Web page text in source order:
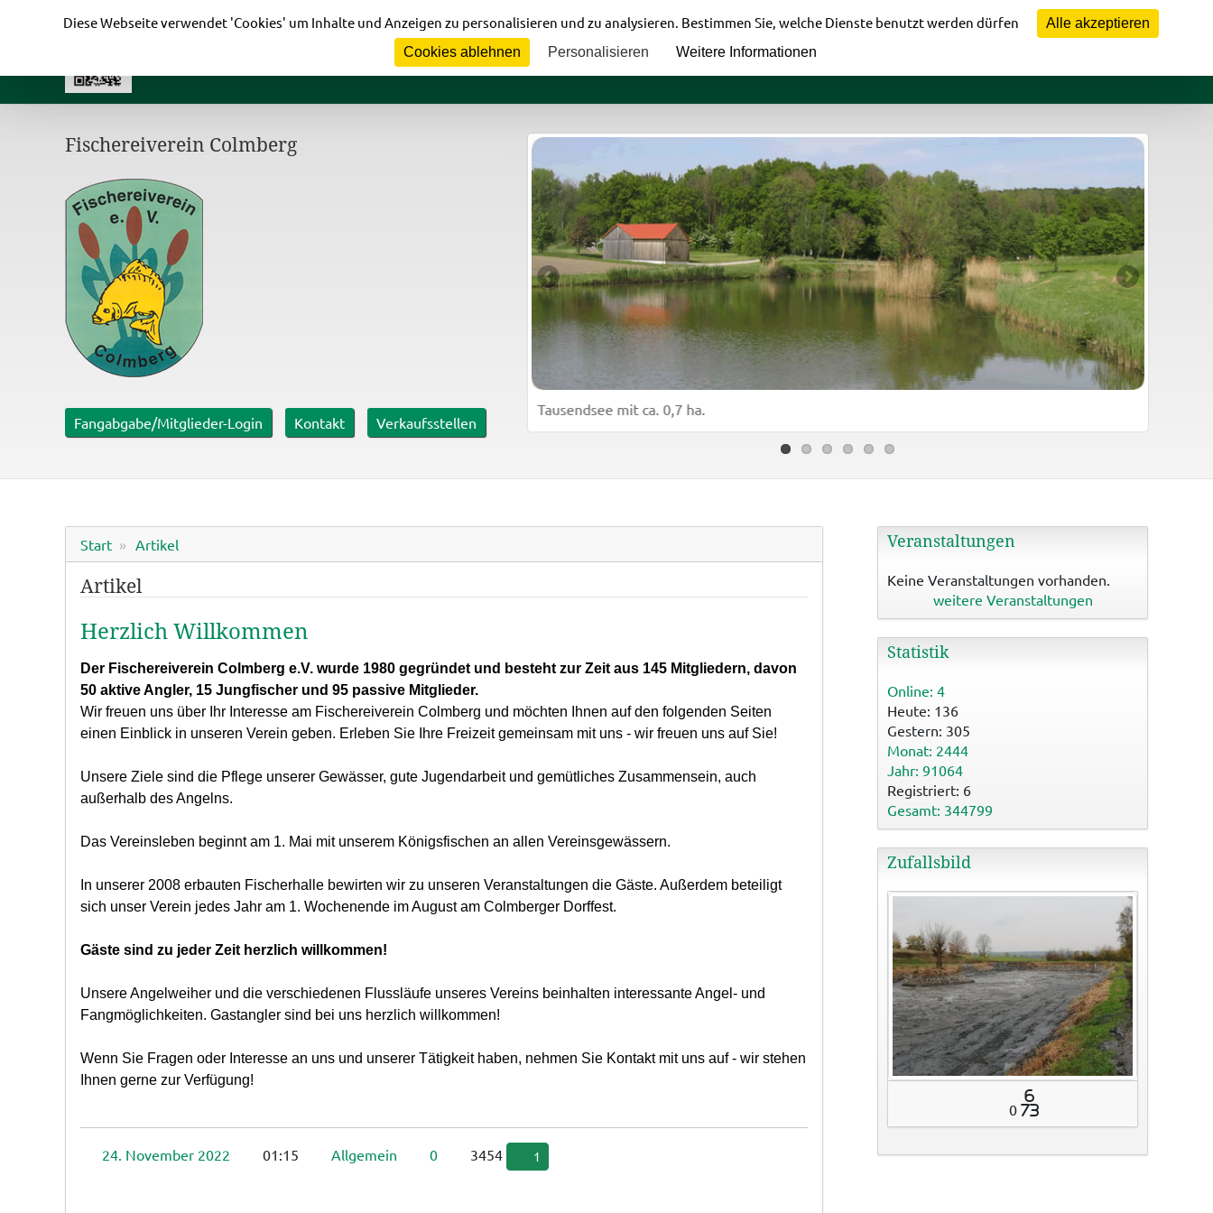
Vorstandsbereich
Home
Fischereiverein Colmberg
Fangabgabe/Mitglieder-Login Kontakt Verkaufsstellen
mit ca. 0,6 ha Tausendsee mit ca. 0,7 ha.
Start Artikel
Artikel
Herzlich Willkommen
Der Fischereiverein Colmberg e.V. wurde 1980 gegründet und besteht zur Zeit aus 145 Mitgliedern, davon
50 aktive Angler, 15 Jungfischer und 95 passive Mitglieder.
Wir freuen uns über Ihr Interesse am Fischereiverein Colmberg und möchten Ihnen auf den folgenden Seiten
einen Einblick in unseren Verein geben. Erleben Sie Ihre Freizeit gemeinsam mit uns - wir freuen uns auf Sie!
Unsere Ziele sind die Pflege unserer Gewässer, gute Jugendarbeit und gemütliches Zusammensein, auch
außerhalb des Angelns.
Das Vereinsleben beginnt am 1. Mai mit unserem Königsfischen an allen Vereinsgewässern.
In unserer 2008 erbauten Fischerhalle bewirten wir zu unseren Veranstaltungen die Gäste. Außerdem beteiligt
sich unser Verein jedes Jahr am 1. Wochenende im August am Colmberger Dorffest.
Gäste sind zu jeder Zeit herzlich willkommen!
Unsere Angelweiher und die verschiedenen Flussläufe unseres Vereins beinhalten interessante Angel- und
Fangmöglichkeiten. Gastangler sind bei uns herzlich willkommen!
Wenn Sie Fragen oder Interesse an uns und unserer Tätigkeit haben, nehmen Sie Kontakt mit uns auf - wir stehen
Ihnen gerne zur Verfügung!
24. November 2022 01:15 Allgemein 0 3454 1
Veranstaltungen
Keine Veranstaltungen vorhanden.
weitere Veranstaltungen
Statistik
Online: 4
Heute: 136
Gestern: 305
Monat: 2444
Jahr: 91064
Registriert: 6
Gesamt: 344799
Zufallsbild
0
6
73
Diese Webseite verwendet 'Cookies' um Inhalte und Anzeigen zu personalisieren und zu analysieren. Bestimmen Sie, welche Dienste benutzt werden dürfen
Alle akzeptieren
Cookies ablehnen
Personalisieren Weitere Informationen